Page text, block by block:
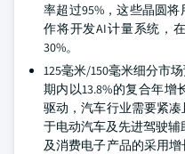
率超过95%，这些晶圆
作将开发AI计量系统，
30%。
125毫米/150毫米细分市
期内以13.8%的复合年
驱动，汽车行业需要紧
于电动汽车及先进驾驶
及消费电子产品的采用